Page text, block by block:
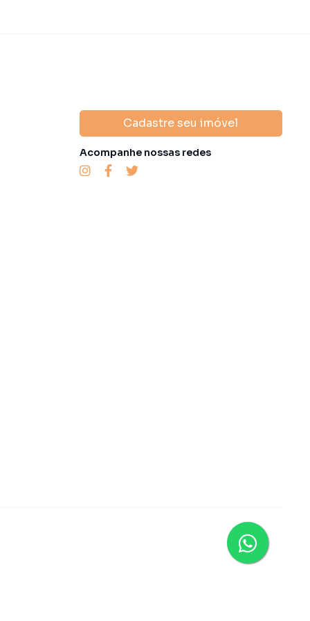
Cadastre seu imóvel
Acompanhe nossas redes